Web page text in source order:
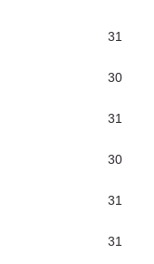
31
30
31
30
31
31